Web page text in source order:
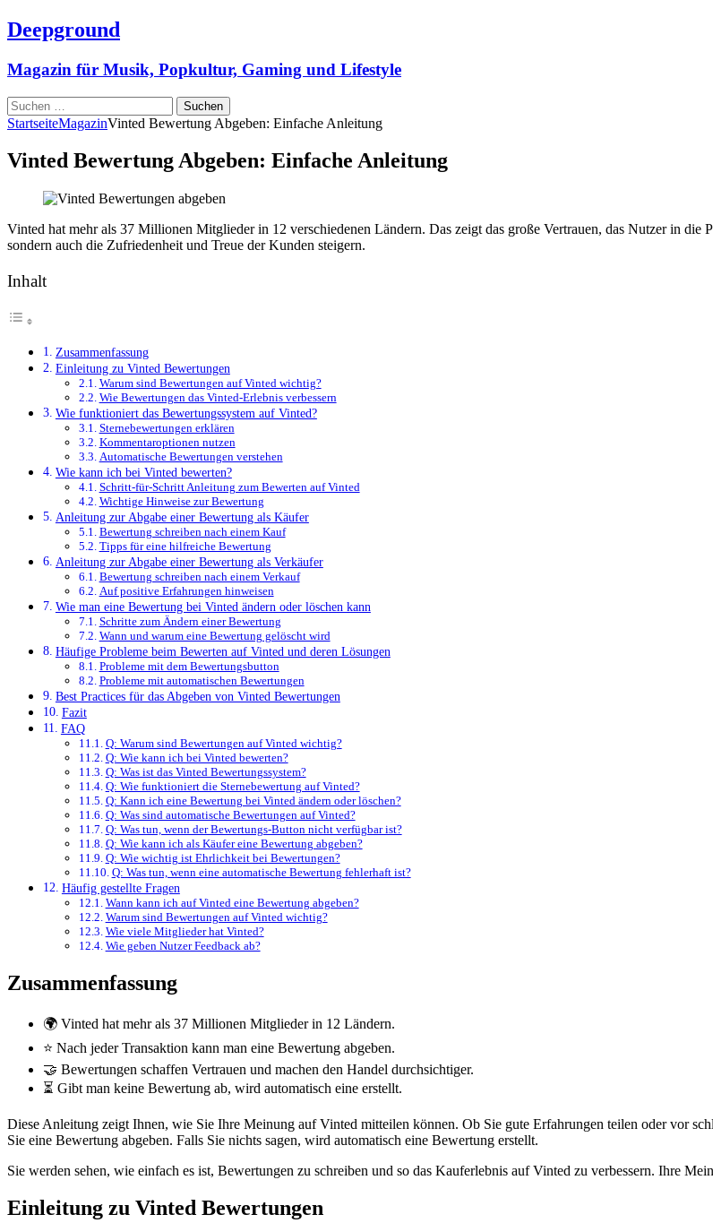
Deepground
Magazin für Musik, Popkultur, Gaming und Lifestyle
Suchen
nach:
StartseiteMagazinVinted Bewertung Abgeben: Einfache Anleitung
Vinted Bewertung Abgeben: Einfache Anleitung
Vinted hat mehr als 37 Millionen Mitglieder in 12 verschiedenen Ländern. Das zeigt das große Vertrauen, das Nutzer in
sondern auch die Zufriedenheit und Treue der Kunden steigern.
Inhalt
Zusammenfassung
Einleitung zu Vinted Bewertungen
Warum sind Bewertungen auf Vinted wichtig?
Wie Bewertungen das Vinted-Erlebnis verbessern
Wie funktioniert das Bewertungssystem auf Vinted?
Sternebewertungen erklären
Kommentaroptionen nutzen
Automatische Bewertungen verstehen
Wie kann ich bei Vinted bewerten?
Schritt-für-Schritt Anleitung zum Bewerten auf Vinted
Wichtige Hinweise zur Bewertung
Anleitung zur Abgabe einer Bewertung als Käufer
Bewertung schreiben nach einem Kauf
Tipps für eine hilfreiche Bewertung
Anleitung zur Abgabe einer Bewertung als Verkäufer
Bewertung schreiben nach einem Verkauf
Auf positive Erfahrungen hinweisen
Wie man eine Bewertung bei Vinted ändern oder löschen kann
Schritte zum Ändern einer Bewertung
Wann und warum eine Bewertung gelöscht wird
Häufige Probleme beim Bewerten auf Vinted und deren Lösungen
Probleme mit dem Bewertungsbutton
Probleme mit automatischen Bewertungen
Best Practices für das Abgeben von Vinted Bewertungen
Fazit
FAQ
Q: Warum sind Bewertungen auf Vinted wichtig?
Q: Wie kann ich bei Vinted bewerten?
Q: Was ist das Vinted Bewertungssystem?
Q: Wie funktioniert die Sternebewertung auf Vinted?
Q: Kann ich eine Bewertung bei Vinted ändern oder löschen?
Q: Was sind automatische Bewertungen auf Vinted?
Q: Was tun, wenn der Bewertungs-Button nicht verfügbar ist?
Q: Wie kann ich als Käufer eine Bewertung abgeben?
Q: Wie wichtig ist Ehrlichkeit bei Bewertungen?
Q: Was tun, wenn eine automatische Bewertung fehlerhaft ist?
Häufig gestellte Fragen
Wann kann ich auf Vinted eine Bewertung abgeben?
Warum sind Bewertungen auf Vinted wichtig?
Wie viele Mitglieder hat Vinted?
Wie geben Nutzer Feedback ab?
Zusammenfassung
🌍 Vinted hat mehr als 37 Millionen Mitglieder in 12 Ländern.
⭐ Nach jeder Transaktion kann man eine Bewertung abgeben.
🤝 Bewertungen schaffen Vertrauen und machen den Handel durchsichtiger.
⏳ Gibt man keine Bewertung ab, wird automatisch eine erstellt.
Diese Anleitung zeigt Ihnen, wie Sie Ihre Meinung auf Vinted mitteilen können. Ob Sie gute Erfahrungen teilen oder vor
Sie eine Bewertung abgeben. Falls Sie nichts sagen, wird automatisch eine Bewertung erstellt.
Sie werden sehen, wie einfach es ist, Bewertungen zu schreiben und so das Kauferlebnis auf Vinted zu verbessern. Ihre
Einleitung zu Vinted Bewertungen